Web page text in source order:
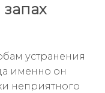
устранения
именно он
неприятного